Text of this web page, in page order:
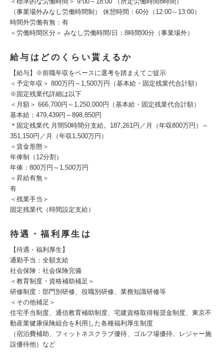
（事業場外みなし労働時間制） 休憩時間：60分（12:00～13:00）
時間外労働有無：有
＜労働時間区分＞ みなし労働時間/日：8時間00分（事業場外）
給与はどのくらい貰えるか
【給与】※前職年収をベースに選考を踏まえてご提示
＜予定年収＞ 800万円～1,500万円（基本給・固定残業代合計額）
※固定残業代詳細は以下
＜月額＞ 666,700円～1,250,000円（基本給・固定残業代合計額）
基本給：479,439円～898,850円
＊固定残業代 月間50時間分支給。187,261円／月（年収800万円）～
351,150円／月（年収1,500万円）
＜賃金形態＞
年俸制（12分割）
年俸：800万円～1,500万円
＜昇給有無＞
有
＜残業手当＞
固定残業代（時間設定支給）
待遇・福利厚生は
【待遇・福利厚生】
通勤手当：全額支給
社会保険：社会保険完備
＜教育制度・資格補助補足＞
研修制度：部門別研修、役職別研修、業務知識研修等
＜その他補足＞
住宅手当制度、通信教育補助制度、宅建資格取得報奨金制度、東京不
動産業健康保険組合を利用した各種福利厚生制度
（宿泊費補助、フィットネスクラブ優待、ゴルフ場優待、レジャー施
設優待他）など